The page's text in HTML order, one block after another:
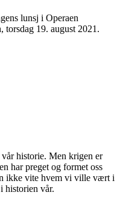
lunsj i Operaen
torsdag 19. august 2021.
historie. Men krigen er
har preget og formet oss
ikke vite hvem vi ville vært i
historien vår.